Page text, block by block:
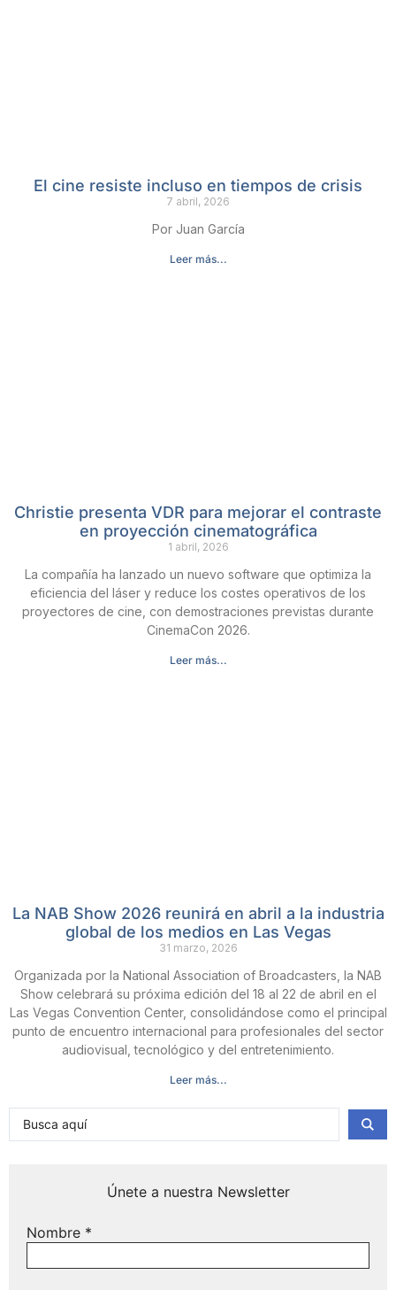
El cine resiste incluso en tiempos de crisis
7 abril, 2026
Por Juan García
Leer más...
Christie presenta VDR para mejorar el contraste
en proyección cinematográfica
1 abril, 2026
La compañía ha lanzado un nuevo software que optimiza la
eficiencia del láser y reduce los costes operativos de los
proyectores de cine, con demostraciones previstas durante
CinemaCon 2026.
Leer más...
La NAB Show 2026 reunirá en abril a la industria
global de los medios en Las Vegas
31 marzo, 2026
Organizada por la National Association of Broadcasters, la NAB
Show celebrará su próxima edición del 18 al 22 de abril en el
Las Vegas Convention Center, consolidándose como el principal
punto de encuentro internacional para profesionales del sector
audiovisual, tecnológico y del entretenimiento.
Leer más...
Únete a nuestra Newsletter
Nombre *